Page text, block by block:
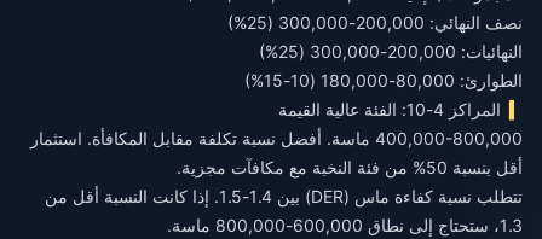
نصف النهائي: 200,000-300,000 (25%)
النهائيات: 200,000-300,000 (25%)
الطوارئ: 80,000-180,000 (10-15%)
المراكز 4-10: الفئة عالية القيمة
400,000-800,000 ماسة. أفضل نسبة تكلفة مقابل المكافأة. استثمار
أقل بنسبة 50% من فئة النخبة مع مكافآت مجزية.
تتطلب نسبة كفاءة ماس (DER) بين 1.4-1.5. إذا كانت النسبة أقل من
1.3، ستحتاج إلى نطاق 600,000-800,000 ماسة.